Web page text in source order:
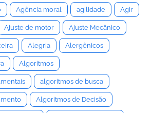
Agência moral agilidade Agir
Ajuste de motor Ajuste Mecânico
Alegria Alergênicos
Algoritmos
algoritmos de busca
Algoritmos de Decisão